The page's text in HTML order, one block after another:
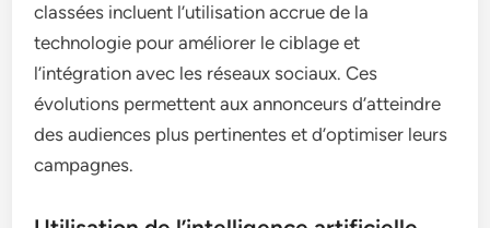
classées incluent l’utilisation accrue de la
technologie pour améliorer le ciblage et
l’intégration avec les réseaux sociaux. Ces
évolutions permettent aux annonceurs d’atteindre
des audiences plus pertinentes et d’optimiser leurs
campagnes.